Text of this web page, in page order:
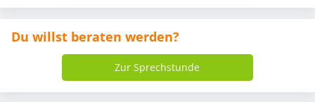
Du willst beraten werden?
Zur Sprechstunde